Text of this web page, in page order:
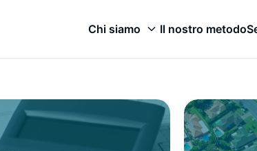
Chi siamo Il nostro metodo